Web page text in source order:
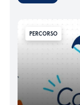
PERCORSO